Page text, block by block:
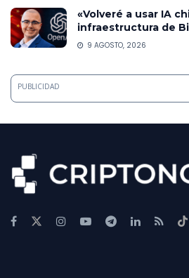
«Volveré a usar IA
infraestructura de
9 AGOSTO, 2026
PUBLICIDAD